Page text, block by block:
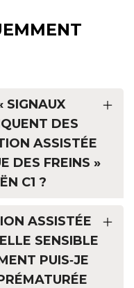
SIGNAUX
DES
ASSISTÉE
DES FREINS »
C1 ?
ASSISTÉE
SENSIBLE
PUIS‑JE